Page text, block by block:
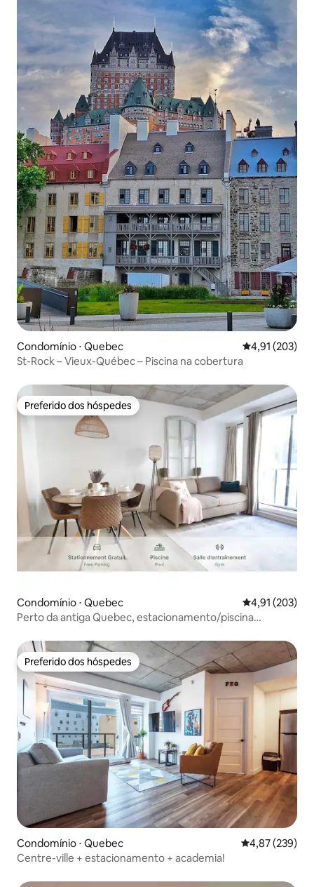
Condomínio ⋅ Quebec 4,91 de uma
4,91 (203)
St-Rock – Vieux-Québec – Piscina na cobertura
Preferido dos hóspedes
Preferido dos hóspedes
Condomínio ⋅ Quebec 4,91 de uma
4,91 (203)
Perto da antiga Quebec, estacionamento/piscina
Preferido dos hóspedes
Preferido dos hóspedes
Condomínio ⋅ Quebec 4,87 de uma
4,87 (239)
Centre-ville + estacionamento + academia!